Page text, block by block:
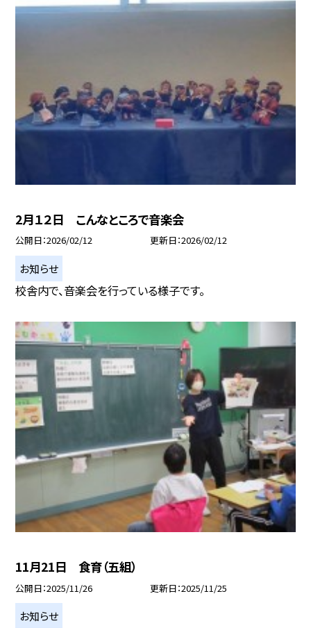
2月１２日 こんなところで音楽会
公開日 2026/02/12 更新日 2026/02/12
お知らせ
校舎内で、音楽会を行っている様子です。
11月21日 食育（五組）
公開日 2025/11/26 更新日 2025/11/25
お知らせ